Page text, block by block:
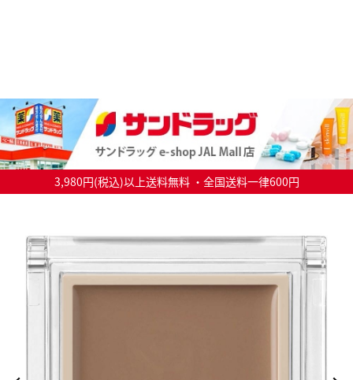
3,980円(税込)以上送料無料 ・全国送料一律600円